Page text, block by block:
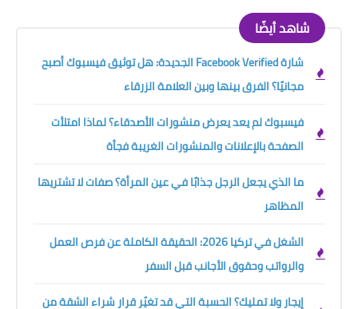
شاهد أيضًا
شارة Facebook Verified الجديدة: هل توثيق فيسبوك أصبح
مجانيًا؟ الفرق بينها وبين العلامة الزرقاء
فيسبوك لم يعد يعرض منشورات الأصدقاء؟ لماذا امتلأت
الصفحة بالإعلانات والمنشورات الغريبة فجأة
ما الذي يجعل الرجل جذابًا في عين المرأة؟ صفات لا تشتريها
المظاهر
الشغل في تركيا 2026: الحقيقة الكاملة عن فرص العمل
والرواتب وحقوق الأجانب قبل السفر
إيجار ولا تمليك؟ الحسبة التي قد تغيّر قرار شراء الشقة من